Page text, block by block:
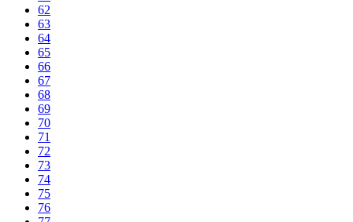
62
63
64
65
66
67
68
69
70
71
72
73
74
75
76